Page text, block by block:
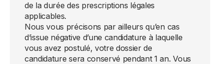
de la durée des prescriptions légales
applicables.
Nous vous précisons par ailleurs qu’en cas
d’issue négative d’une candidature à laquelle
vous avez postulé, votre dossier de
candidature sera conservé pendant 1 an. Vous